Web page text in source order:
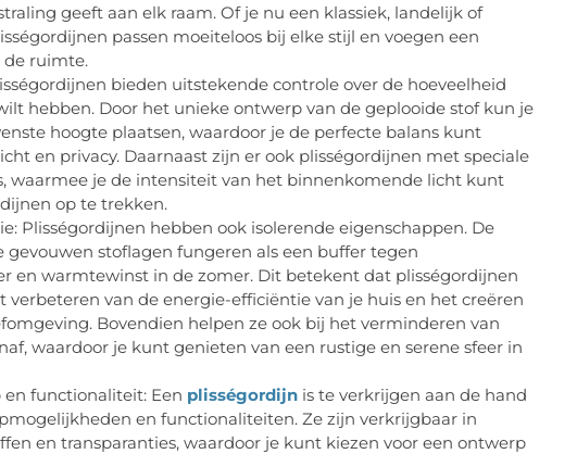
geeft aan elk raam. Of je nu een klassiek, landelijk of
passen moeiteloos bij elke stijl en voegen een
ruimte.
bieden uitstekende controle over de hoeveelheid
hebben. Door het unieke ontwerp van de geplooide stof kun je
hoogte plaatsen, waardoor je de perfecte balans kunt
en privacy. Daarnaast zijn er ook plisségordijnen met speciale
waarmee je de intensiteit van het binnenkomende licht kunt
op te trekken.
Plisségordijnen hebben ook isolerende eigenschappen. De
gevouwen stoflagen fungeren als een buffer tegen
en warmtewinst in de zomer. Dit betekent dat plisségordijnen
verbeteren van de energie-efficiëntie van je huis en het creëren
Bovendien helpen ze ook bij het verminderen van
waardoor je kunt genieten van een rustige en serene sfeer in
functionaliteit: Een plisségordijnis te verkrijgen aan de hand
en functionaliteiten. Ze zijn verkrijgbaar in
en transparanties, waardoor je kunt kiezen voor een ontwerp